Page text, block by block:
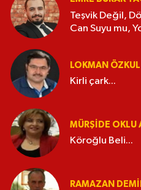
Teşvik Değil,
Can Suyu mu,
LOKMAN ÖZKUL
Kirli çark...
MÜRŞIDE OKLU
Köroğlu Beli...
RAMAZAN